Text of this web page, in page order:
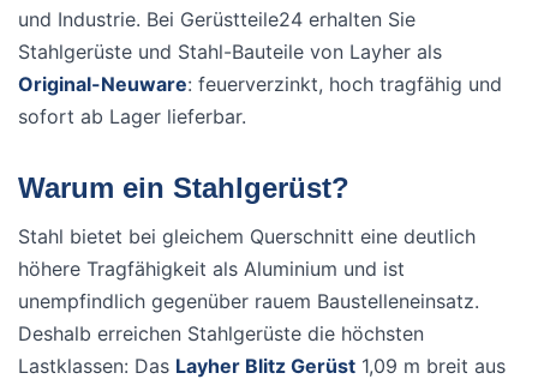
und Industrie. Bei Gerüstteile24 erhalten Sie
Stahlgerüste und Stahl-Bauteile von Layher als
Original-Neuware: feuerverzinkt, hoch tragfähig und
sofort ab Lager lieferbar.
Warum ein Stahlgerüst?
Stahl bietet bei gleichem Querschnitt eine deutlich
höhere Tragfähigkeit als Aluminium und ist
unempfindlich gegenüber rauem Baustelleneinsatz.
Deshalb erreichen Stahlgerüste die höchsten
Lastklassen: Das Layher Blitz Gerüst 1,09 m breit aus